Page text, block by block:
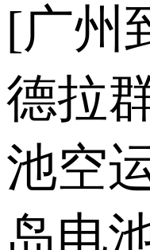
[广州
德拉
池空
岛电